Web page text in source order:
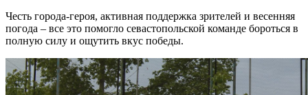
Честь города-героя, активная поддержка зрителей и весенняя
погода – все это помогло севастопольской команде бороться в
полную силу и ощутить вкус победы.